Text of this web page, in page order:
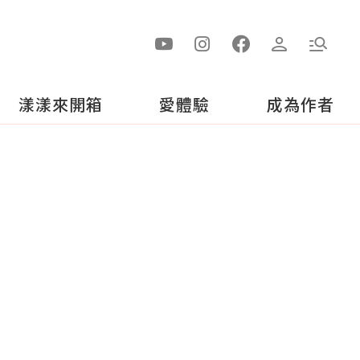
漾漾來開箱 愛體驗 成為作者